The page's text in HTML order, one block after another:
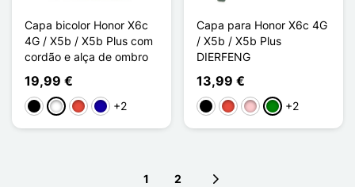
Capa bicolor Honor X6c
4G / X5b / X5b Plus com
cordão e alça de ombro
19,99 €
PretoBrancoVermelhoAzul Escuro
+2
Capa para Honor X6c 4G
/ X5b / X5b Plus
DIERFENG
13,99 €
PretoVermelho
RosaVerde
+2
1 2